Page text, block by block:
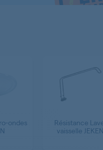
ondes
Résistance
vaisselle JEKEN